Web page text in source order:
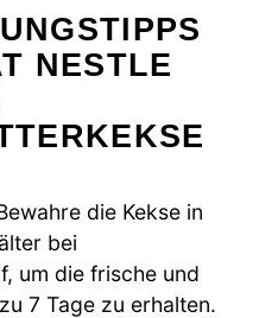
NESTLE
die Kekse in
bei
um die frische und
7 Tage zu erhalten.